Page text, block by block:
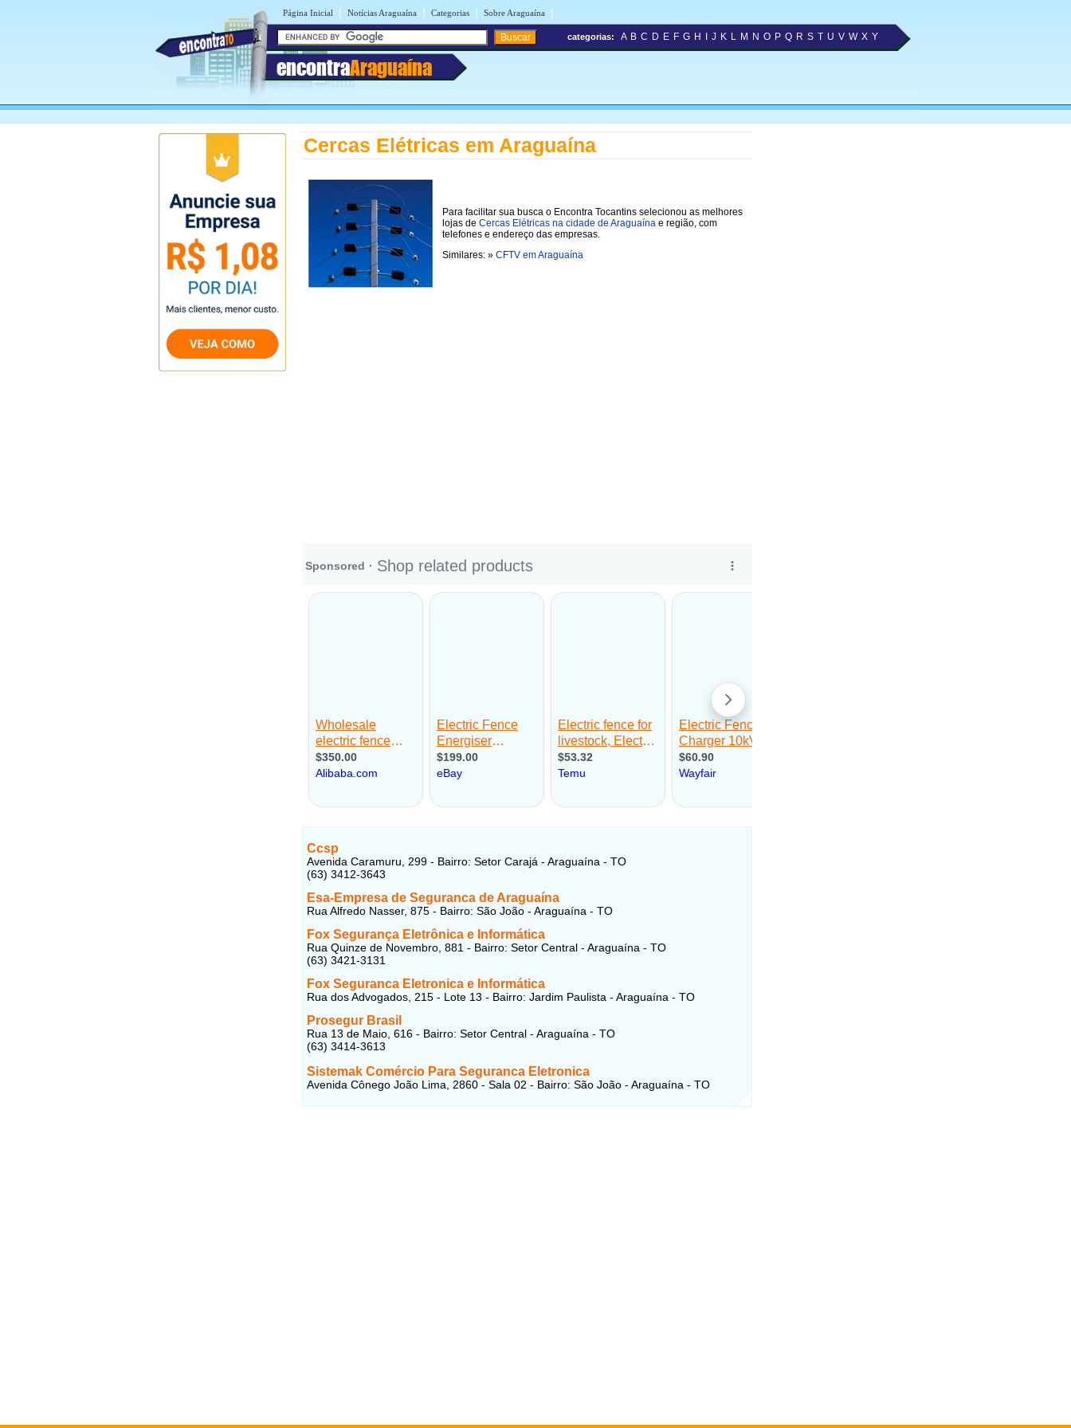
Página Inicial | Notícias Araguaína | Categorias | Sobre Araguaína |
encontraAraguaína
categorias: A B C D E F G H J K L M N O P Q R S T U V W X Y
Cercas Elétricas em Araguaína
Para facilitar sua busca o Encontra Tocantins selecionou as melhores
lojas de Cercas Elétricas na cidade de Araguaína e região, com
telefones e endereço das empresas.
Similares: » CFTV em Araguaína
Ccsp
Avenida Caramuru, 299 - Bairro: Setor Carajá - Araguaína - TO
(63) 3412-3643
Esa-Empresa de Seguranca de Araguaína
Rua Alfredo Nasser, 875 - Bairro: São João - Araguaína - TO
Fox Segurança Eletrônica e Informática
Rua Quinze de Novembro, 881 - Bairro: Setor Central - Araguaína - TO
(63) 3421-3131
Fox Seguranca Eletronica e Informática
Rua dos Advogados, 215 - Lote 13 - Bairro: Jardim Paulista - Araguaína - TO
Prosegur Brasil
Rua 13 de Maio, 616 - Bairro: Setor Central - Araguaína - TO
(63) 3414-3613
Sistemak Comércio Para Seguranca Eletronica
Avenida Cônego João Lima, 2860 - Sala 02 - Bairro: São João - Araguaína - TO